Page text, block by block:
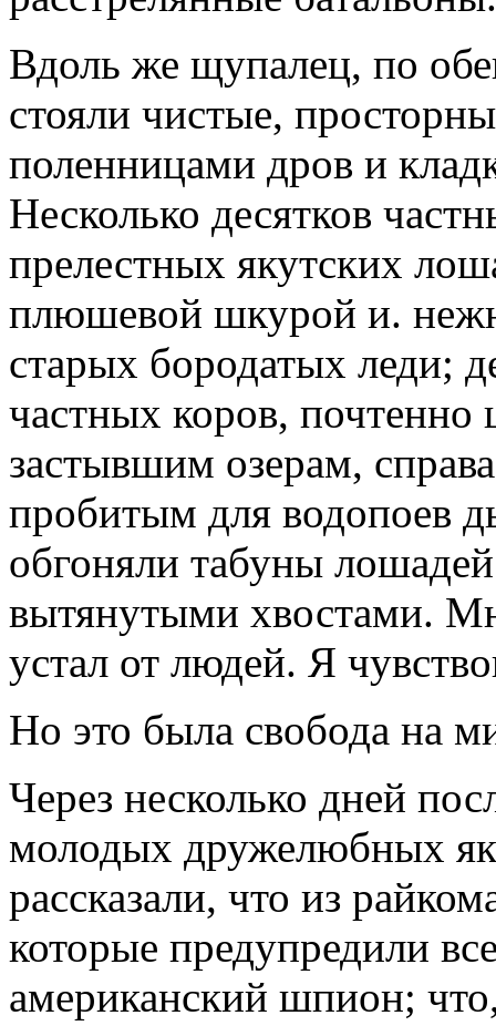
Вдоль же щупалец, по
стояли чистые,
поленницами дров и
Несколько десятков
прелестных якутских
плюшевой шкурой и.
старых бородатых леди;
частных коров,
застывшим озерам,
пробитым для водопоев
обгоняли табуны
вытянутыми хвостами.
устал от людей. Я
Но это была свобода на
Через несколько дней
молодых дружелюбных
рассказали, что из
которые предупредили
американский шпион;